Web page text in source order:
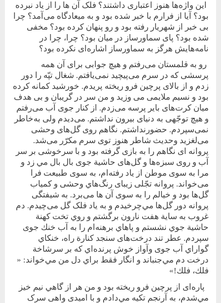
اين واژه‌ها هنوز اعتباری داشتند؟ فلک آن ها را از ياد نبرده
بود؟ آيا از فرارم با خبر شده بود و به ميعادگاه می‌آمد؟ چرا
بی خبر از شهريار رفته بود و رو پنهان کرده بود؟ مخفی
شده بود؟ پای سماورساز در ميان بود؟ چرا، چرا در
نامه‌هايش هرگز به سماورساز اشاره‌ای نکرده بود؟
رو به قلمستان می‌رفتم و هيچ جوابی برای آن همه
پرسشی که در سرم می‌پيچيد نمی‌يافتم. شغال تپّه را دور
زدم و از بالای پرچين فرو ريخته پريدم. خورشيد کمانه کرده
بود و نسيم ملايمی می وزيد و‌ من سر در‌ گريبان و بی‌ هدف
ميان کرت‌های باير پرسه می‌زدم. از کنار جوی آب می‌رفتم
و هيچ توجّهی به دنيای بيرون نداشتم. می‌ديدم ولی به‌خاطر
نمی‌سپردم. حضور‌نداشتم. نگاهم روی گل‌های وحشی
می‌لغزيد وحديث شاطر هنوز توی سرم مکرّر می‌شد.
پروانه ای نگاهم را به بازی گرفته بود و با سرخوشی بر سر
آب و روی سبزه‌ها و گل‌های حاشية جوی بال بال مي زد و
مرا به سوی موطن از ياد رفته‌ام، به سوی طبيعت فرا
می‌خواند. پروانه تجّلی زيبای رنگ‌هاي وحشی و کمياب
گل‌ها بود و خيالم را به سوی آن ها می‌برد. به شيفتگی
پروانه دور گل‌ها مي‌چرخيدم و به ياد فلک گل می‌چيدم. دم
غروب به ساية هفت نارون برگشتم و روي تخت کهنة
حاشية جوي نشستم و پاهاي برهنه‌ام را به آب خنك جوی
سپردم. عطر تند درخت‌های سنجد کنارة راه، خنكاي
گواراي آب جوی و‌آواز خوش پرنده‌اي كه بر سر‌شاخة
درخت دم مي‌جنباند و انگار فقط براي دل من مي‌خواند: «
فلك، فلك!»
پاره‌ای از پرچين فرو ريخته‌ بود و ‌من‌ هر از‌ گاهي ‌نيم‌ خيز
مي‌شدم، به آرنجم تكيه مي‌دادم و با اميدی واهی سرک‌